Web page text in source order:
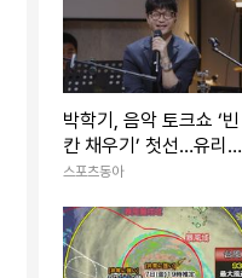
박학기, 음악 토크쇼 ‘빈
칸 채우기’ 첫선…유리상
자와 출발
스포츠동아